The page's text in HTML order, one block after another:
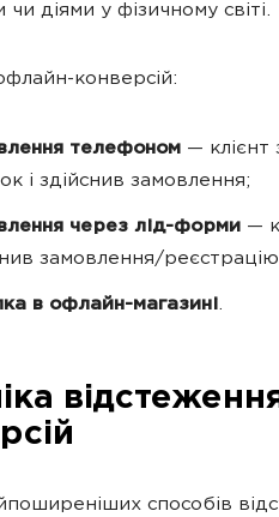
діями у фізичному світі.
конверсій:
телефоном — клієнт
і здійснив замовлення;
через лід-форми —
замовлення/
в офлайн-магазині .
способів